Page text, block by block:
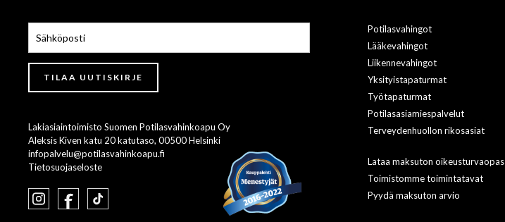
Lakiasiaintoimisto Suomen Potilasvahinkoapu Oy
Aleksis Kiven katu 20 katutaso, 00500 Helsinki
infopalvelu@potilasvahinkoapu.fi
Tietosuojaseloste
Potilasvahingot
Lääkevahingot
Liikennevahingot
Yksityistapaturmat
Työtapaturmat
Potilasasiamiespalvelut
Terveydenhuollon rikosasiat
Lataa maksuton oikeusturvaopas
Toimistomme toimintatavat
Pyydä maksuton arvio